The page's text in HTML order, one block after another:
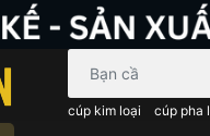
cúp kim loại cúp pha